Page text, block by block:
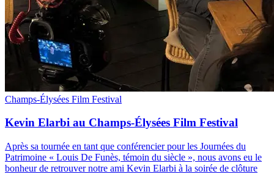
Champs-Élysées Film Festival
Kevin Elarbi au Champs-Élysées Film Festival
Après sa tournée en tant que conférencier pour les Journées du
Patrimoine « Louis De Funès, témoin du siècle », nous avons eu le
bonheur de retrouver notre ami Kevin Elarbi à la soirée de clôture